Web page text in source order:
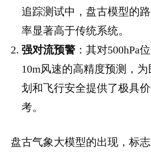
追踪测试中，盘古模型的
率显著高于传统系统。
强对流预警 ：其对500hPa
10m风速的高精度预测，
划和飞行安全提供了极具
考。
盘古气象大模型的出现，标